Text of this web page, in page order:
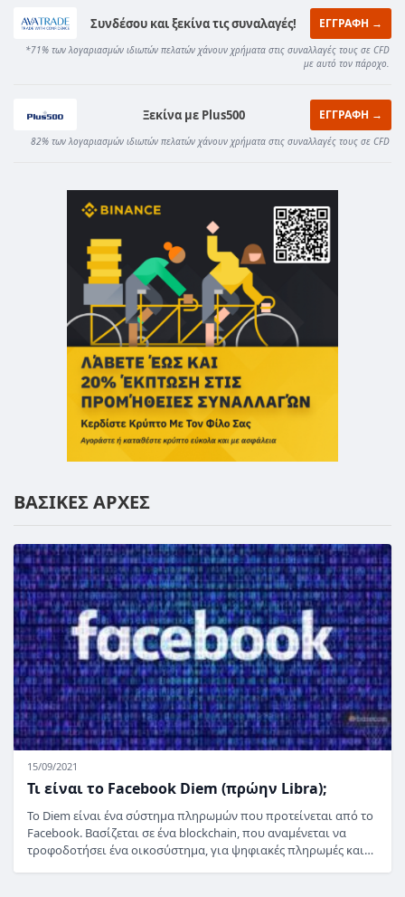
Συνδέσου και ξεκίνα τις συναλαγές! ΕΓΓΡΑΦΗ →
*71% των λογαριασμών ιδιωτών πελατών χάνουν χρήματα στις συναλλαγές τους σε CFD
με αυτό τον πάροχο.
Ξεκίνα με Plus500 ΕΓΓΡΑΦΗ →
82% των λογαριασμών ιδιωτών πελατών χάνουν χρήματα στις συναλλαγές τους σε CFD
ΒΑΣΙΚΕΣ ΑΡΧΕΣ
15/09/2021
Τι είναι το Facebook Diem (πρώην Libra);
Το Diem είναι ένα σύστημα πληρωμών που προτείνεται από το
Facebook. Βασίζεται σε ένα blockchain, που αναμένεται να
τροφοδοτήσει ένα οικοσύστημα, για ψηφιακές πληρωμές και…